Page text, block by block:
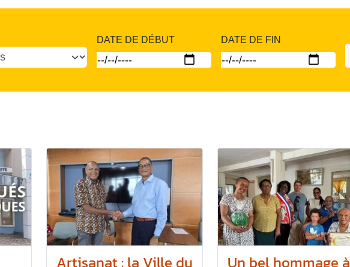
DATE DE DÉBUT DATE DE FIN
Artisanat : la Ville du Un bel hommage à